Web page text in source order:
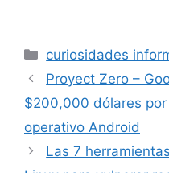
Categorías
curiosidades
Proyect Zero –
$200,000 dólares
operativo Android
Las 7